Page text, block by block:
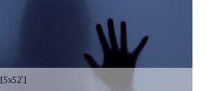
[5x52’]